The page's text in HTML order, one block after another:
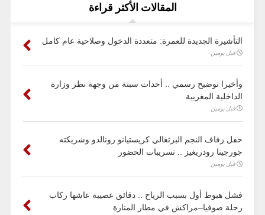
المقالات الأكثر قراءة
التأشيرة الجديدة للعمرة: متعددة الدخول وصلاحية عام كامل
قبل يومين
وأخيرا توضيح رسمي .. أحداث سبتة من وجهة نظر وزارة
الداخلية المغربية
قبل يومين
حفل زفاف النجم البرتغالي كريستيانو رونالدو وشريكته
جورجينا رودريغيز .. تسريبات الحضور
قبل يومين
فشل هبوط أول بسبب الرياح .. دقائق عصيبة عاشها ركاب
رحلة صوفيا–مراكش في مطار المنارة